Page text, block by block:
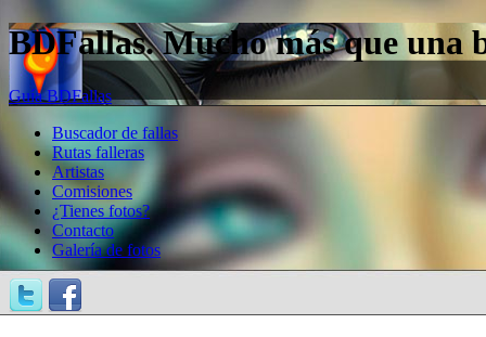
BDFallas. Mucho más que una
Guía BDFallas
Buscador de fallas
Rutas falleras
Artistas
Comisiones
¿Tienes fotos?
Contacto
Galería de fotos